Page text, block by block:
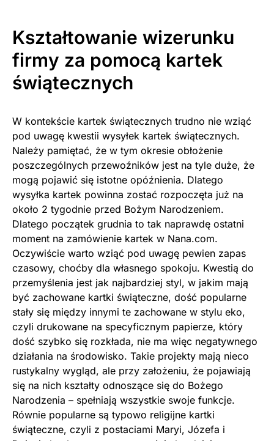
Kształtowanie wizerunku
firmy za pomocą kartek
świątecznych
W kontekście kartek świątecznych trudno nie wziąć
pod uwagę kwestii wysyłek kartek świątecznych.
Należy pamiętać, że w tym okresie obłożenie
poszczególnych przewoźników jest na tyle duże, że
mogą pojawić się istotne opóźnienia. Dlatego
wysyłka kartek powinna zostać rozpoczęta już na
około 2 tygodnie przed Bożym Narodzeniem.
Dlatego początek grudnia to tak naprawdę ostatni
moment na zamówienie kartek w Nana.com.
Oczywiście warto wziąć pod uwagę pewien zapas
czasowy, choćby dla własnego spokoju. Kwestią do
przemyślenia jest jak najbardziej styl, w jakim mają
być zachowane kartki świąteczne, dość popularne
stały się między innymi te zachowane w stylu eko,
czyli drukowane na specyficznym papierze, który
dość szybko się rozkłada, nie ma więc negatywnego
działania na środowisko. Takie projekty mają nieco
rustykalny wygląd, ale przy założeniu, że pojawiają
się na nich kształty odnoszące się do Bożego
Narodzenia – spełniają wszystkie swoje funkcje.
Równie popularne są typowo religijne kartki
świąteczne, czyli z postaciami Maryi, Józefa i